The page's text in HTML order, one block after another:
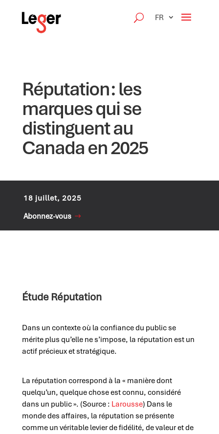
FR
Réputation : les
marques qui se
distinguent au
Canada en 2025
18 juillet, 2025
Abonnez-vous
Étude Réputation
Dans un contexte où la confiance du public se
mérite plus qu’elle ne s’impose, la réputation est un
actif précieux et stratégique.
La réputation correspond à la « manière dont
quelqu’un, quelque chose est connu, considéré
dans un public ». (Source : Larousse) Dans le
monde des affaires, la réputation se présente
comme un véritable levier de fidélité, de valeur et de